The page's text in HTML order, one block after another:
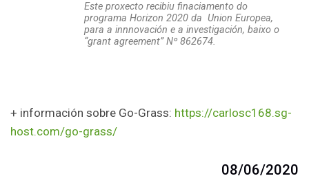
Este proxecto recibiu finaciamento do
programa Horizon 2020 da Union Europea,
para a innnovación e a investigación, baixo o
“grant agreement” Nº 862674.
+ información sobre Go-Grass: https://carlosc168.sg-
host.com/go-grass/
08/06/2020